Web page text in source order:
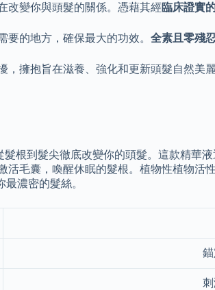
改變你與頭髮的關係。憑藉其經臨床證實
要的地方，確保最大的功效。 全素且零殘
擁抱旨在滋養、強化和更新頭髮自然美麗
根到髮尖徹底改變你的頭髮。這款精華
毛囊，喚醒休眠的髮根。植物性植物活
濃密的髮絲。